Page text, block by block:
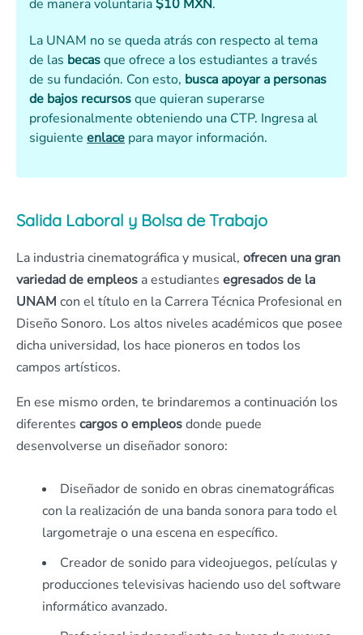
de manera voluntaria$10 MXN.
La UNAM no se queda atrás con respecto al tema
de las becasque ofrece a los estudiantes a través
de su fundación. Con esto, busca apoyar a personas
de bajos recursosque quieran superarse
profesionalmente obteniendo una CTP. Ingresa al
siguiente enlace para mayor información.
Salida Laboral y Bolsa de Trabajo
La industria cinematográfica y musical, ofrecen una gran
variedad de empleos a estudiantes egresados de la
UNAM con el título en la Carrera Técnica Profesional en
Diseño Sonoro. Los altos niveles académicos que posee
dicha universidad, los hace pioneros en todos los
campos artísticos.
En ese mismo orden, te brindaremos a continuación los
diferentes cargos o empleosdonde puede
desenvolverse un diseñador sonoro:
Diseñador de sonido en obras cinematográficas
con la realización de una banda sonora para todo el
largometraje o una escena en específico.
Creador de sonido para videojuegos, películas y
producciones televisivas haciendo uso del software
informático avanzado.